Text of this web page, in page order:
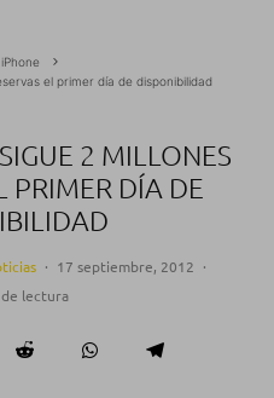
iPhone
el primer día de disponibilidad
2 MILLONES
PRIMER DÍA DE
· 17 septiembre, 2012 ·
lectura